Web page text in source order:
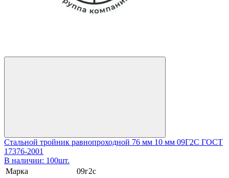
Стальной тройник равнопроходной 76 мм 10 мм 09Г2С ГОСТ
17376-2001
В наличии: 100шт.
Марка
09г2с